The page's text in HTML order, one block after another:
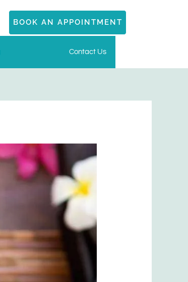
BOOK AN APPOINTMENT
Contact Us